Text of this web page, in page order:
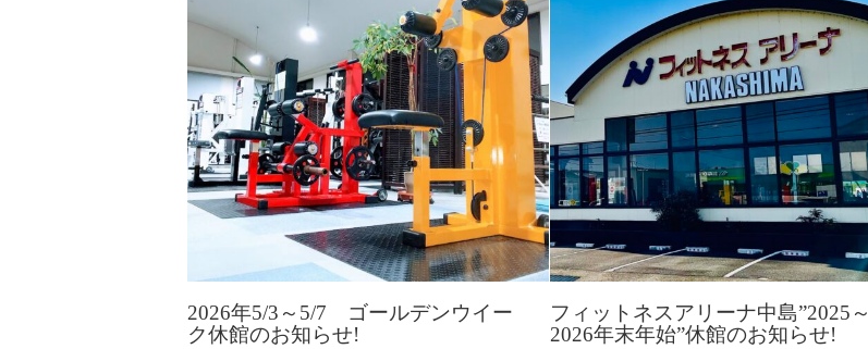
2026年5/3～5/7 ゴールデンウイー
ク休館のお知らせ!
フィットネスアリーナ中島”2025～
2026年末年始”休館のお知らせ!